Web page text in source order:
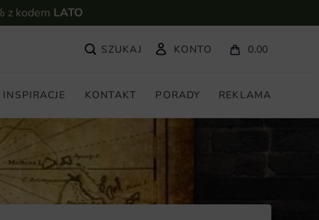
z kodem LATO
KONTO 0.00
INSPIRACJE KONTAKT PORADY REKLAMA